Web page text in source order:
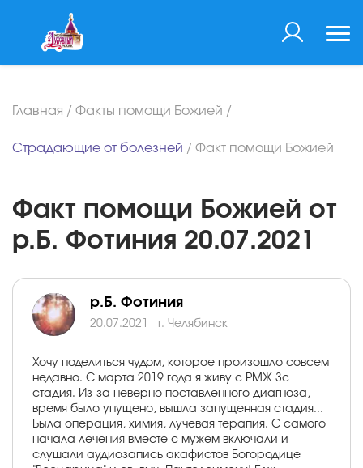
Главная / Факты помощи Божией /
Страдающие от болезней / Факт помощи Божией
Факт помощи Божией от
р.Б. Фотиния 20.07.2021
р.Б. Фотиния
20.07.2021 г. Челябинск
Хочу поделиться чудом, которое произошло совсем
недавно. С марта 2019 года я живу с РМЖ 3с
стадия. Из-за неверно поставленного диагноза,
время было упущено, вышла запущенная стадия...
Была операция, химия, лучевая терапия. С самого
начала лечения вместе с мужем включали и
слушали аудиозапись акафистов Богородице